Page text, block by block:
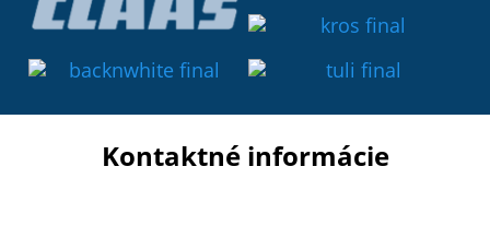
Kontaktné informácie